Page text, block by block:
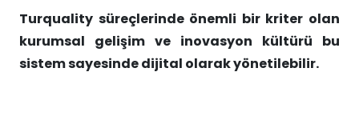
Turquality süreçlerinde önemli bir kriter olan
kurumsal gelişim ve inovasyon kültürü bu
sistem sayesinde dijital olarak yönetilebilir.